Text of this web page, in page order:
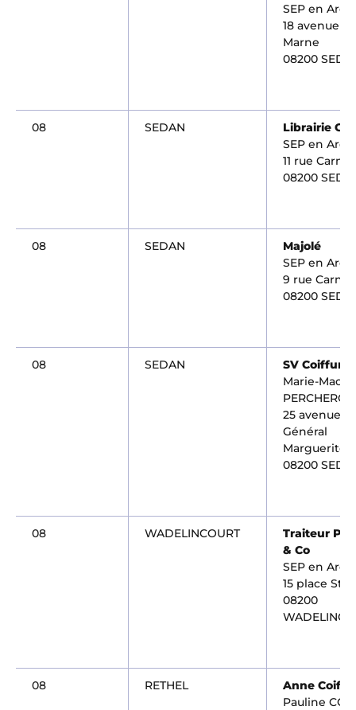
SEP en
18 avenue
Marne
08200
08 SEDAN
Librairie
SEP en
11 rue Carnot
08200
08 SEDAN
Majolé
SEP en
9 rue Carnot
08200
08 SEDAN
SV Coiffure
Marie-
PERCHERON
25 avenue
Général
Marguerite
08200
08 WADELINCOURT
Traiteur
& Co
SEP en
15 place
08200
08 RETHEL
Anne
Pauline